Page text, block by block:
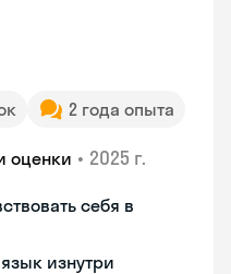
2 года опыта
оценки • 2025 г.
себя в
изнутри